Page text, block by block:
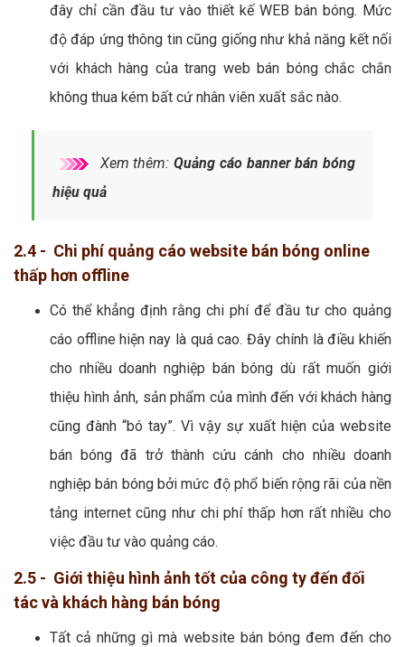
đây chỉ cần đầu tư vào thiết kế WEB bán bóng. Mức
độ đáp ứng thông tin cũng giống như khả năng kết nối
với khách hàng của trang web bán bóng chắc chắn
không thua kém bất cứ nhân viên xuất sắc nào.
Xem thêm:Quảng cáo banner bán bóng
hiệu quả
2.4 - Chi phí quảng cáo website bán bóng online
thấp hơn offline
Có thể khẳng định rằng chi phí để đầu tư cho quảng
cáo offline hiện nay là quá cao. Đây chính là điều khiến
cho nhiều doanh nghiệp bán bóng dù rất muốn giới
thiệu hình ảnh, sản phẩm của mình đến với khách hàng
cũng đành “bó tay”. Vì vậy sự xuất hiện của website
bán bóng đã trở thành cứu cánh cho nhiều doanh
nghiệp bán bóng bởi mức độ phổ biến rộng rãi của nền
tảng internet cũng như chi phí thấp hơn rất nhiều cho
việc đầu tư vào quảng cáo.
2.5 - Giới thiệu hình ảnh tốt của công ty đến đối
tác và khách hàng bán bóng
Tất cả những gì mà website bán bóng đem đến cho